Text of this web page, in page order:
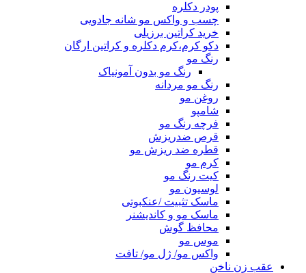
پودر دکلره
چسب و واکس مو شانه جادویی
خرید کراتین برزیلی
دکو کرم،کرم دکلره و کراتین ارگان
رنگ مو
رنگ مو بدون آمونیاک
رنگ مو مردانه
روغن مو
شامپو
فرچه رنگ مو
قرص ضدریزش
قطره ضد ریزش مو
کرم مو
کیت رنگ مو
لوسیون مو
ماسک تثبیت /عنکبوتی
ماسک مو و کاندیشنر
محافظ گوش
موس مو
واکس مو/ ژل مو/ تافت
عقب زن ناخن